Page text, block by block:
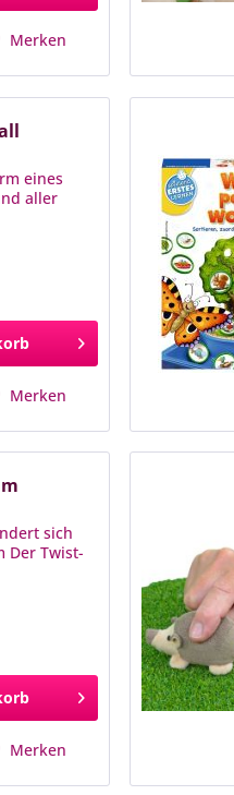
Merken
eines
aller
Merken
sich
Der Twist-
Merken